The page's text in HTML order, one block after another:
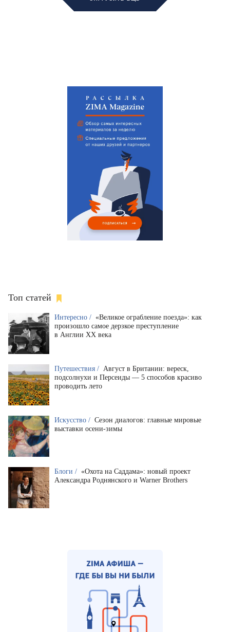
Топ статей
Интересно / «Великое ограбление поезда»: как
произошло самое дерзкое преступление
в Англии XX века
Путешествия / Август в Британии: вереск,
подсолнухи и Персеиды — 5 способов красиво
проводить лето
Искусство / Сезон диалогов: главные мировые
выставки осени-зимы
Блоги / «Охота на Саддама»: новый проект
Александра Роднянского и Warner Brothers